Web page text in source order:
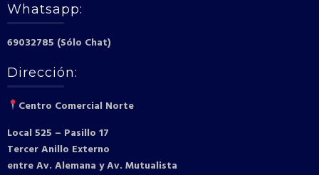
Whatsapp:
69032785 (Sólo Chat)
Dirección:
Centro Comercial Norte
Local 525 – Pasillo 17
Tercer Anillo Externo
entre Av. Alemana y Av. Mutualista